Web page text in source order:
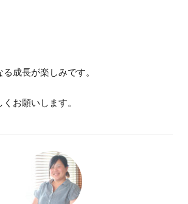
成長が楽しみです。
お願いします。